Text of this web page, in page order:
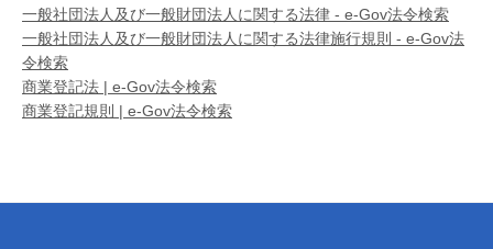
一般社団法人及び一般財団法人に関する法律 - e-Gov法令検索
一般社団法人及び一般財団法人に関する法律施行規則 - e-Gov法
令検索
商業登記法 | e-Gov法令検索
商業登記規則 | e-Gov法令検索